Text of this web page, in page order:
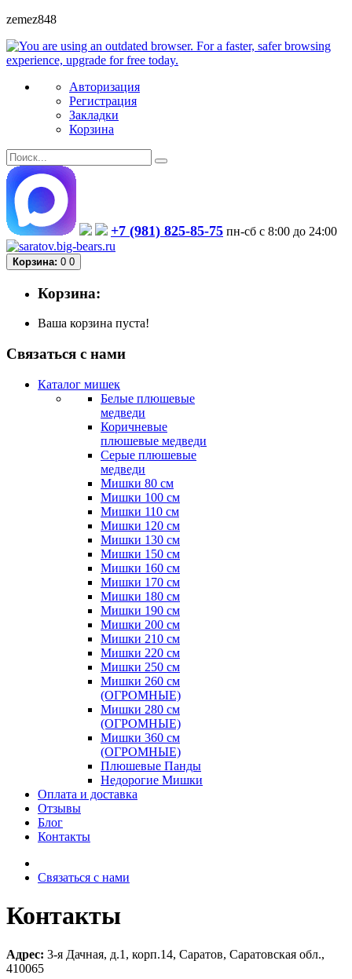
zemez848
Авторизация
Регистрация
Закладки
Корзина
+7 (981) 825-85-75 пн-сб с 8:00 до 24:00
Корзина: 0 0
Корзина:
Ваша корзина пуста!
Связаться с нами
Каталог мишек
Белые плюшевые
медведи
Коричневые
плюшевые медведи
Серые плюшевые
медведи
Мишки 80 см
Мишки 100 см
Мишки 110 см
Мишки 120 см
Мишки 130 см
Мишки 150 см
Мишки 160 см
Мишки 170 см
Мишки 180 см
Мишки 190 см
Мишки 200 см
Мишки 210 см
Мишки 220 см
Мишки 250 см
Мишки 260 см
(ОГРОМНЫЕ)
Мишки 280 см
(ОГРОМНЫЕ)
Мишки 360 см
(ОГРОМНЫЕ)
Плюшевые Панды
Недорогие Мишки
Оплата и доставка
Отзывы
Блог
Контакты
Связаться с нами
Контакты
Адрес: 3-я Дачная, д.1, корп.14, Саратов, Саратовская обл.,
410065